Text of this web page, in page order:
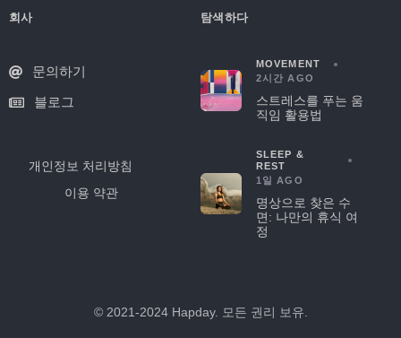
회사
문의하기
블로그
개인정보 처리방침
이용 약관
탐색하다
MOVEMENT
2시간 AGO
스트레스를 푸는 움
직임 활용법
SLEEP &
REST
1일 AGO
명상으로 찾은 수
면: 나만의 휴식 여
정
© 2021-2024 Hapday. 모든 권리 보유.